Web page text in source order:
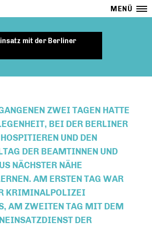
MENÜ
mit der Berliner
ZWEI TAGEN HATTE
BEI DER BERLINER
UND DEN
DER BEAMTINNEN UND
NÄCHSTER NÄHE
AM ERSTEN TAG WAR
KRIMINALPOLIZEI
AM ZWEITEN TAG MIT DEM
DER